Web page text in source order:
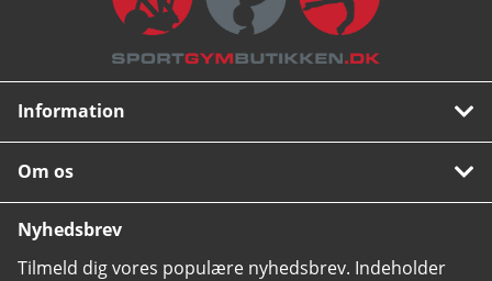
Information
Om os
Nyhedsbrev
Tilmeld dig vores populære nyhedsbrev. Indeholder